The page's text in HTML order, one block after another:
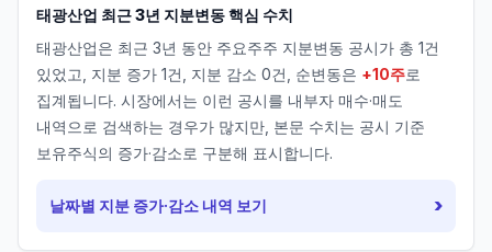
태광산업 최근 3년 지분변동 핵심 수치
태광산업은 최근 3년 동안 주요주주 지분변동 공시가 총 1건
있었고, 지분 증가 1건, 지분 감소 0건, 순변동은 +10주로
집계됩니다. 시장에서는 이런 공시를 내부자 매수·매도
내역으로 검색하는 경우가 많지만, 본문 수치는 공시 기준
보유주식의 증가·감소로 구분해 표시합니다.
날짜별 지분 증가·감소 내역 보기 ›